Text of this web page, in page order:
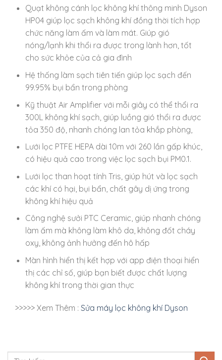
Quạt không cánh lọc không khí thông minh Dyson
HP04 giúp lọc sạch không khí đồng thời tích hợp
chức năng làm ấm và làm mát. Giúp gió
nóng/lạnh khi thổi ra được trong lành hơn, tốt
cho sức khỏe của cả gia đình
Hệ thống làm sạch tiên tiến giúp lọc sạch đến
99.95% bụi bẩn trong phòng
Kỹ thuật Air Amplifier với mỗi giây có thể thổi ra
300L không khí sạch, giúp luồng gió thổi ra được
tỏa 350 độ, nhanh chóng lan tỏa khắp phòng,
Lưới lọc PTFE HEPA dài 10m với 260 lần gấp khúc,
có hiệu quả cao trong việc lọc sạch bụi PM0.1.
Lưới lọc than hoạt tính Tris, giúp hút và lọc sạch
các khí có hại, bụi bẩn, chất gây dị ứng trong
không khí hiệu quả
Công nghệ sưởi PTC Ceramic, giúp nhanh chóng
làm ấm mà không làm khô da, không đốt cháy
oxy, không ảnh hưởng đến hô hấp
Màn hình hiển thị kết hợp với app điện thoại hiển
thị các chỉ số, giúp bạn biết được chất lượng
không khí trong thời gian thực
>>>>> Xem Thêm : Sửa máy lọc không khí Dyson